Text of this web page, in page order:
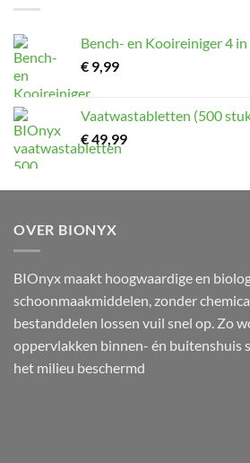
Bench- en Kooireiniger 4
€ 9,99
Vaatwastabletten (500
€49,99
OVER BIONYX
BIOnyx maakt hoogwaardige en
schoonmaakmiddelen, zonder
bestanddelen lossen vuil snel op. Zo
oppervlakken binnen- én buitenshuis
het milieu beschermd